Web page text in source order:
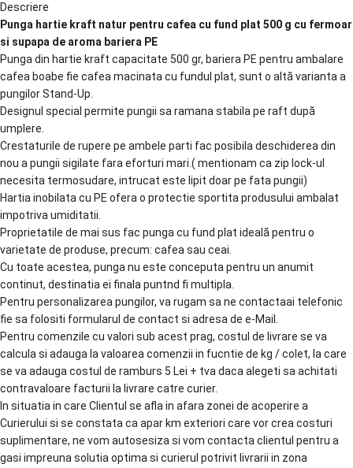
Descriere
Punga hartie kraft natur pentru cafea cu fund plat 500 g cu fermoar
si supapa de aroma bariera PE
Punga din hartie kraft capacitate 500 gr, bariera PE pentru ambalare
cafea boabe fie cafea macinata cu fundul plat, sunt o altă varianta a
pungilor Stand-Up.
Designul special permite pungii sa ramana stabila pe raft după
umplere.
Crestaturile de rupere pe ambele parti fac posibila deschiderea din
nou a pungii sigilate fara eforturi mari.( mentionam ca zip lock-ul
necesita termosudare, intrucat este lipit doar pe fata pungii)
Hartia inobilata cu PE ofera o protectie sportita produsului ambalat
impotriva umiditatii.
Proprietatile de mai sus fac punga cu fund plat ideală pentru o
varietate de produse, precum: cafea sau ceai.
Cu toate acestea, punga nu este conceputa pentru un anumit
continut, destinatia ei finala puntnd fi multipla.
Pentru personalizarea pungilor, va rugam sa ne contactaai telefonic
fie sa folositi formularul de contact si adresa de e-Mail.
Pentru comenzile cu valori sub acest prag, costul de livrare se va
calcula si adauga la valoarea comenzii in fucntie de kg / colet, la care
se va adauga costul de ramburs 5 Lei + tva daca alegeti sa achitati
contravaloare facturii la livrare catre curier.
In situatia in care Clientul se afla in afara zonei de acoperire a
Curierului si se constata ca apar km exteriori care vor crea costuri
suplimentare, ne vom autosesiza si vom contacta clientul pentru a
gasi impreuna solutia optima si curierul potrivit livrarii in zona